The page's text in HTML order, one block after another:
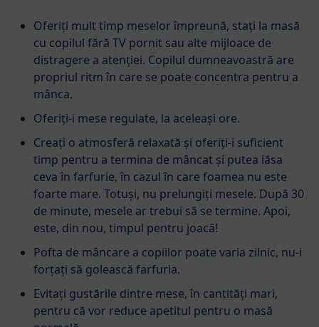
Oferiți mult timp meselor împreună, stați la masă
cu copilul fără TV pornit sau alte mijloace de
distragere a atenției. Copilul dumneavoastră are
propriul ritm în care se poate concentra pentru a
mânca.
Oferiți-i mese regulate, la aceleaşi ore.
Creați o atmosferă relaxată și oferiți-i suficient
timp pentru a termina de mâncat și putea lăsa
ceva în farfurie, în cazul în care foamea nu este
foarte mare. Totuşi, nu prelungiți mesele. După 30
de minute, mesele ar trebui să se termine. Apoi,
este, din nou, timpul pentru joacă!
Pofta de mâncare a copiilor poate varia zilnic, nu-i
forțați să golească farfuria.
Evitați gustările dintre mese, în cantități mari,
pentru că vor reduce apetitul pentru o masă